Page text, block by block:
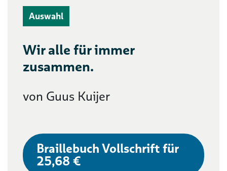
Auswahl
Wir alle für immer
zusammen.
von Guus Kuijer
Braillebuch Vollschrift für
25,68 €